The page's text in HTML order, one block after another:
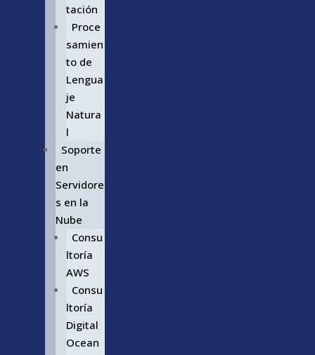
tación
Proce
samien
to de
Lengua
je
Natura
l
Soporte
en
Servidore
s en la
Nube
Consu
ltoría
AWS
Consu
ltoría
Digital
Ocean